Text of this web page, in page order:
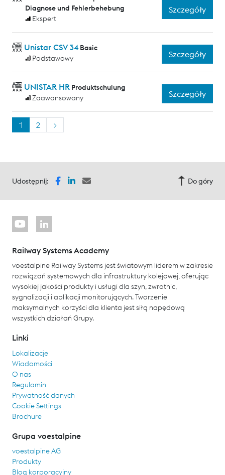
Diagnose und Fehlerbehebung
Ekspert
Szczegóły
Unistar CSV 34 Basic
Podstawowy
Szczegóły
UNISTAR HR Produktschulung
Zaawansowany
Szczegóły
1 2 >
Udostępnij: Do góry
Railway Systems Academy
voestalpine Railway Systems jest światowym liderem w zakresie
rozwiązań systemowych dla infrastruktury kolejowej, oferując
wysokiej jakości produkty i usługi dla szyn, zwrotnic,
sygnalizacji i aplikacji monitorujących. Tworzenie
maksymalnych korzyści dla klienta jest siłą napędową
wszystkich działań Grupy.
Linki
Lokalizacje
Wiadomości
O nas
Regulamin
Prywatność danych
Cookie Settings
Brochure
Grupa voestalpine
voestalpine AG
Produkty
Blog korporacyjny